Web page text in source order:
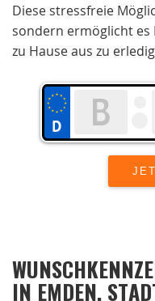
Diese stressfreie
sondern ermöglicht es
zu Hause aus zu
IN EMDEN,